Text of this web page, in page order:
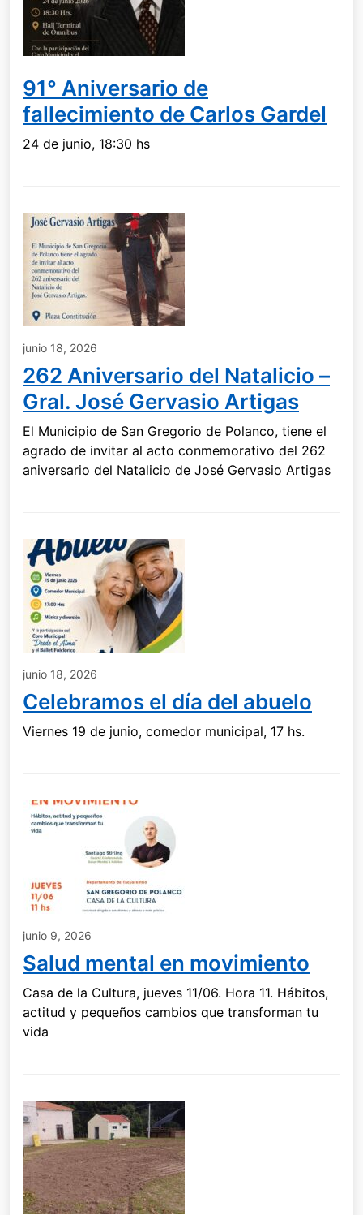
91° Aniversario de
fallecimiento de Carlos Gardel
24 de junio, 18:30 hs
junio 18, 2026
262 Aniversario del Natalicio –
Gral. José Gervasio Artigas
El Municipio de San Gregorio de Polanco, tiene el
agrado de invitar al acto conmemorativo del 262
aniversario del Natalicio de José Gervasio Artigas
junio 18, 2026
Celebramos el día del abuelo
Viernes 19 de junio, comedor municipal, 17 hs.
junio 9, 2026
Salud mental en movimiento
Casa de la Cultura, jueves 11/06. Hora 11. Hábitos,
actitud y pequeños cambios que transforman tu
vida